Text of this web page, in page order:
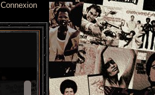
Connexion